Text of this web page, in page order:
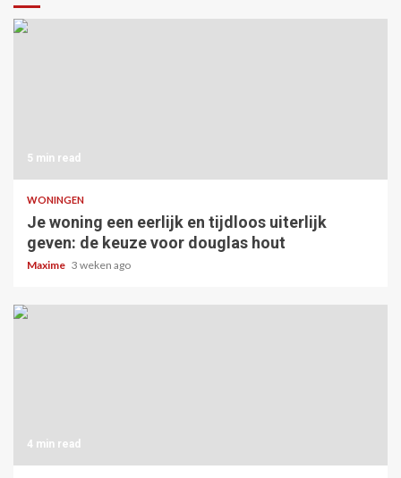
5 min read
WONINGEN
Je woning een eerlijk en tijdloos uiterlijk
geven: de keuze voor douglas hout
Maxime 3 weken ago
4 min read